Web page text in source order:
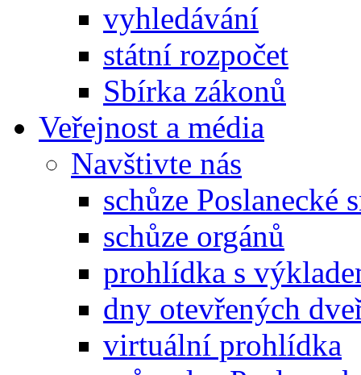
vyhledávání
státní rozpočet
Sbírka zákonů
Veřejnost a média
Navštivte nás
schůze Poslanecké
schůze orgánů
prohlídka s
dny otevřených
virtuální prohlídka